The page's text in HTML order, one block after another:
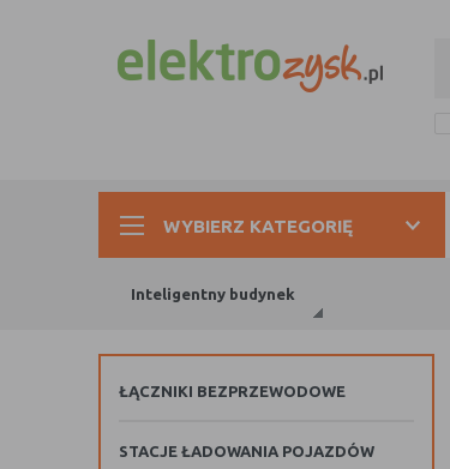
WYBIERZ KATEGORIĘ
Inteligentny budynek
ŁĄCZNIKI BEZPRZEWODOWE
STACJE ŁADOWANIA POJAZDÓW